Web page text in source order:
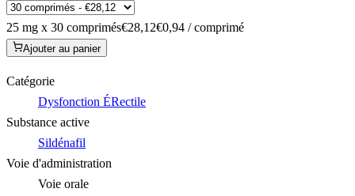
25 mg x 30 comprimés€28,12€0,94 / comprimé
Ajouter au panier
Catégorie
Dysfonction ÉRectile
Substance active
Sildénafil
Voie d'administration
Voie orale